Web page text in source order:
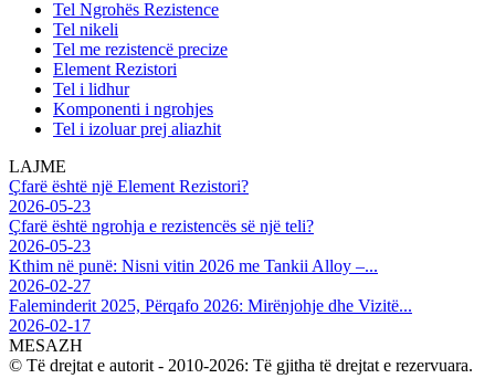
Tel Ngrohës Rezistence
Tel nikeli
Tel me rezistencë precize
Element Rezistori
Tel i lidhur
Komponenti i ngrohjes
Tel i izoluar prej aliazhit
LAJME
Çfarë është një Element Rezistori?
2026-05-23
Çfarë është ngrohja e rezistencës së një teli?
2026-05-23
Kthim në punë: Nisni vitin 2026 me Tankii Alloy –...
2026-02-27
Faleminderit 2025, Përqafo 2026: Mirënjohje dhe Vizitë...
2026-02-17
MESAZH
© Të drejtat e autorit - 2010-2026: Të gjitha të drejtat e rezervuara.